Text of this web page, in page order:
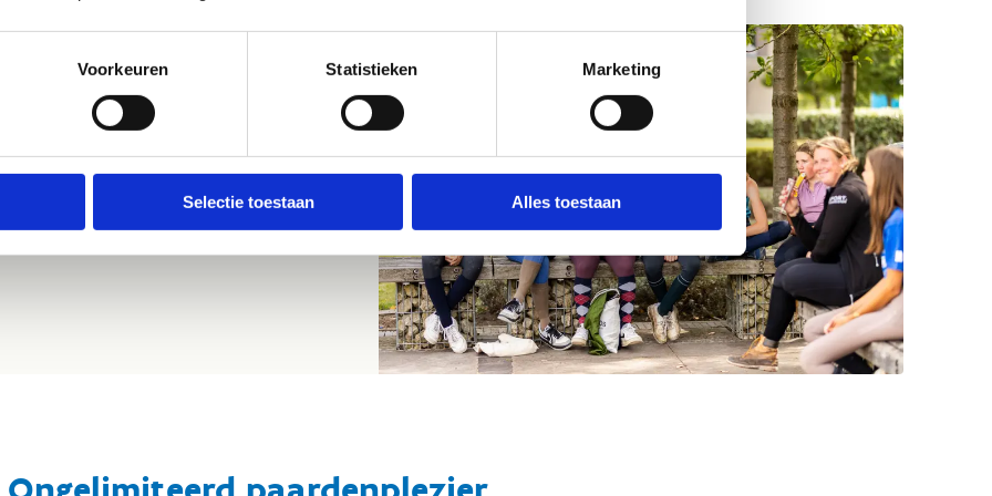
Voorkeuren Statistieken Marketing
Selectie toestaan Alles toestaan
met overnachting of een ander
het juiste adres! Onze sporthotels &